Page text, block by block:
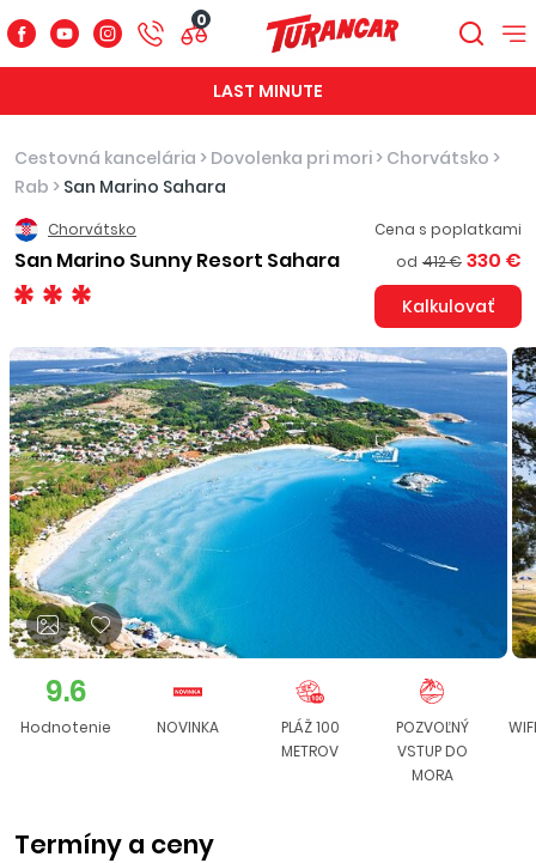
0
LAST MINUTE
Cestovná kancelária > Dovolenka pri mori > Chorvátsko >
Rab > San Marino Sahara
Chorvátsko
San Marino Sunny Resort Sahara
Cena s poplatkami
od 412 € 330 €
Kalkulovať
9.6
Hodnotenie NOVINKA
PLÁŽ 100
METROV
POZVOĽNÝ
VSTUP DO
MORA
Termíny a ceny